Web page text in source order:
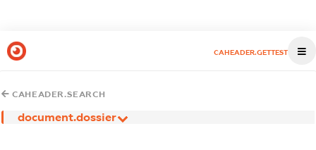
CAHEADER.GETTEST
CAHEADER.SEARCH
document.dossier